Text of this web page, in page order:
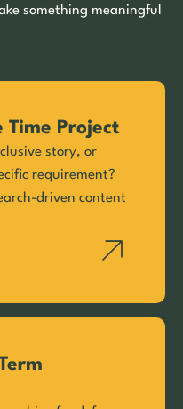
something meaningful
Time Project
story, or
requirement?
driven content